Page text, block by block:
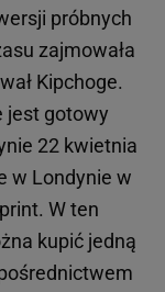
próbnych
zajmowała
Kipchoge.
jest gotowy
22 kwietnia
w Londynie w
W ten
kupić jedną